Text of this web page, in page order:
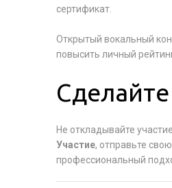
сертификат.
Открытый вокальный
повысить личный
Не откладывайте
Участие, отправьте
профессиональный